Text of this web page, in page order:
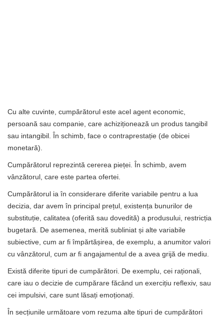
Cu alte cuvinte, cumpărătorul este acel agent economic,
persoană sau companie, care achiziționează un produs tangibil
sau intangibil. În schimb, face o contraprestație (de obicei
monetară).
Cumpărătorul reprezintă cererea pieței. În schimb, avem
vânzătorul, care este partea ofertei.
Cumpărătorul ia în considerare diferite variabile pentru a lua
decizia, dar avem în principal prețul, existența bunurilor de
substituție, calitatea (oferită sau dovedită) a produsului, restricția
bugetară. De asemenea, merită subliniat și alte variabile
subiective, cum ar fi împărtășirea, de exemplu, a anumitor valori
cu vânzătorul, cum ar fi angajamentul de a avea grijă de mediu.
Există diferite tipuri de cumpărători. De exemplu, cei raționali,
care iau o decizie de cumpărare făcând un exercițiu reflexiv, sau
cei impulsivi, care sunt lăsați emoționați.
În secțiunile următoare vom rezuma alte tipuri de cumpărători